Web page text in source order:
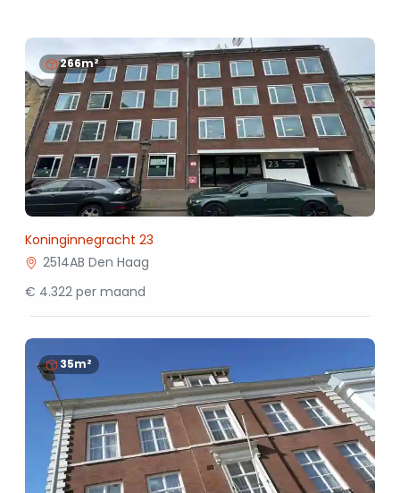
266m²
Koninginnegracht 23
2514AB Den Haag
€ 4.322 per maand
35m²